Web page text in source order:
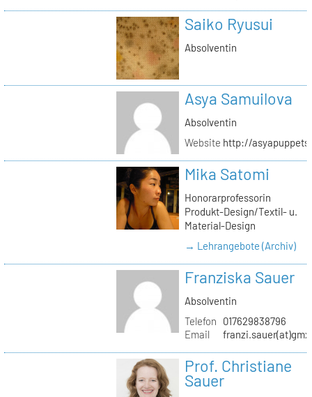
Saiko Ryusui
Absolventin
Asya Samuilova
Absolventin
Website http://
Mika Satomi
Honorarprofessorin
Produkt-Design/Textil- u.
Material-Design
→ Lehrangebote (Archiv)
Franziska Sauer
Absolventin
Telefon
017629838796
Email
Prof. Christiane
Sauer